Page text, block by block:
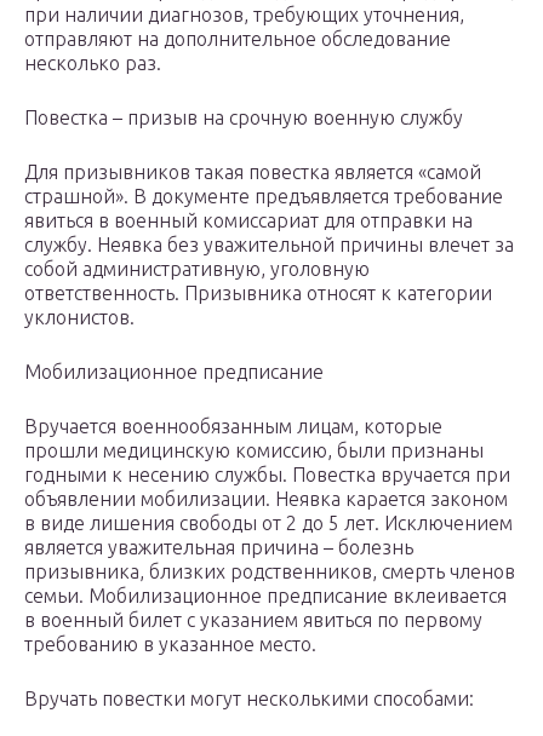
при наличии диагнозов, требующих уточнения,
отправляют на дополнительное обследование
несколько раз.
Повестка – призыв на срочную военную службу
Для призывников такая повестка является «самой
страшной». В документе предъявляется требование
явиться в военный комиссариат для отправки на
службу. Неявка без уважительной причины влечет за
собой административную, уголовную
ответственность. Призывника относят к категории
уклонистов.
Мобилизационное предписание
Вручается военнообязанным лицам, которые
прошли медицинскую комиссию, были признаны
годными к несению службы. Повестка вручается при
объявлении мобилизации. Неявка карается законом
в виде лишения свободы от 2 до 5 лет. Исключением
является уважительная причина – болезнь
призывника, близких родственников, смерть членов
семьи. Мобилизационное предписание вклеивается
в военный билет с указанием явиться по первому
требованию в указанное место.
Вручать повестки могут несколькими способами: